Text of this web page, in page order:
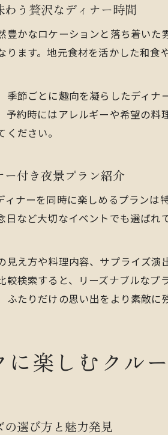
ディナー
夜景ディナ
カップル必
う贅沢なディナー時間
豊かなロケーションと落ち着い
ります。地元食材を活かした和
季節ごとに趣向を凝らしたディ
予約時にはアレルギーや希望の
ださい。
付き夜景プラン紹介
ィナーを同時に楽しめるプラン
日など大切なイベントでも選ば
見え方や料理内容、サプライズ
較検索すると、リーズナブルな
たりだけの思い出をより素敵に
に楽しむクル
選び方と魅力発見